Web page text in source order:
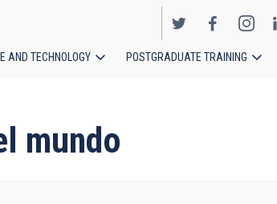
AND TECHNOLOGY POSTGRADUATE TRAINING
mundo